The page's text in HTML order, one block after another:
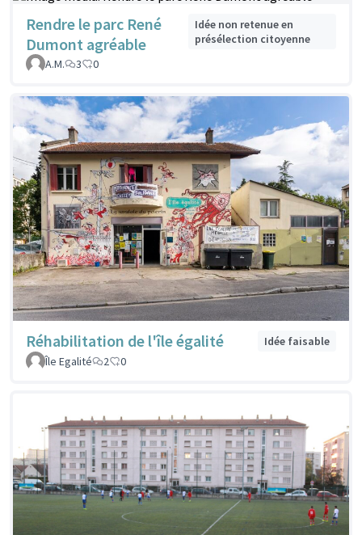
Rendre le parc René
Dumont agréable
Idée non retenue en
présélection citoyenne
A.M.
3 0
Réhabilitation de l'île égalité
Idée faisable
Île Egalité
2 0